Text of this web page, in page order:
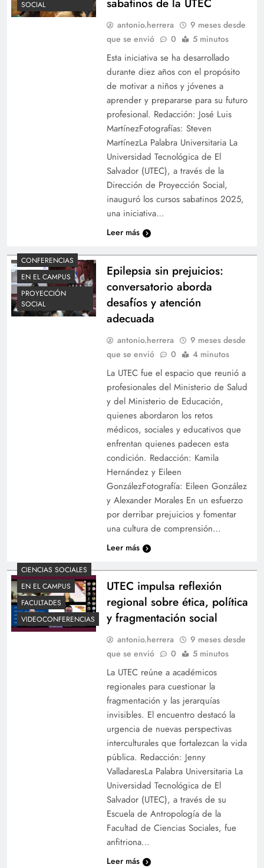
SOCIAL sabatinos de la UTEC
antonio.herrera
9 meses desde
que se envió
0 5 minutos
Esta iniciativa se ha desarrollado
durante diez años con el propósito
de motivar a niños y jóvenes a
aprender y prepararse para su futuro
profesional. Redacción: José Luis
MartínezFotografías: Steven
MartínezLa Palabra Universitaria La
Universidad Tecnológica de El
Salvador (UTEC), a través de la
Dirección de Proyección Social,
inauguró los cursos sabatinos 2025,
una iniciativa…
Leer más
CONFERENCIAS
EN EL CAMPUS
PROYECCIÓN
SOCIAL
Epilepsia sin prejuicios:
conversatorio aborda
desafíos y atención
adecuada
antonio.herrera
9 meses desde
que se envió
0 4 minutos
La UTEC fue el espacio que reunió a
profesionales del Ministerio de Salud
y del Ministerio de Educación,
quienes abordaron los retos
médicos, sociales y educativos que
enfrentan quienes padecen esta
condición. Redacción: Kamila
Hernández y Eileen
GonzálezFotografía: Eileen González
y Alexander Morales En un esfuerzo
por derribar prejuicios y fomentar
una cultura de comprensión…
Leer más
CIENCIAS SOCIALES
EN EL CAMPUS
FACULTADES
VIDEOCONFERENCIAS
UTEC impulsa reflexión
regional sobre ética, política
y fragmentación social
antonio.herrera
9 meses desde
que se envió
0 5 minutos
La UTEC reúne a académicos
regionales para cuestionar la
fragmentación y las jerarquías
invisibles. El encuentro destacó la
urgencia de nuevas perspectivas
interculturales que fortalezcan la vida
pública. Redacción: Jenny
ValladaresLa Palabra Universitaria La
Universidad Tecnológica de El
Salvador (UTEC), a través de su
Escuela de Antropología de la
Facultad de Ciencias Sociales, fue
anfitriona…
Leer más